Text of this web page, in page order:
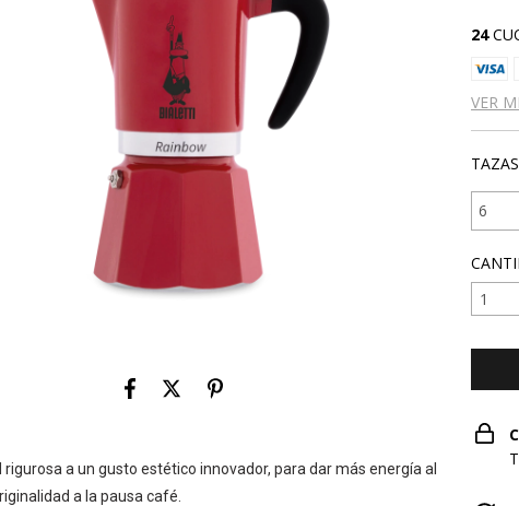
a un gusto estético innovador, para dar más energía al
a la pausa café.
24
VER